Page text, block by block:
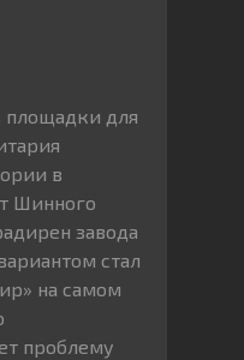
площадки для
в
Шинного
завода
стал
на самом
проблему